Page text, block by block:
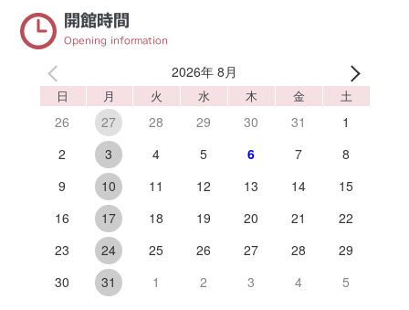
開館時間
Opening information
2026年 8月
日 月 火 水 木 金 土
26 27 28 29 30 31
1
2
3 4 5 6 7
8
9
10 11 12 13 14
15
16
17 18 19 20 21
22
23
24 25 26 27 28
29
30
31 1 2 3 4 5